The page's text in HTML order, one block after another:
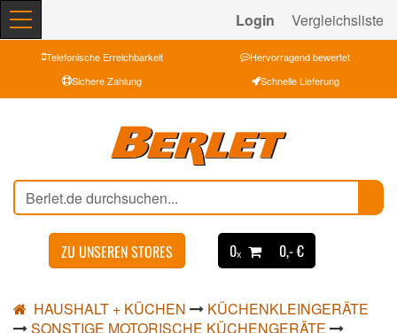
Login Vergleichsliste
Telefonische Erreichbarkeit
Hervorragend bewertet
Sichere Zahlung
Schnelle Lieferung
ZU UNSEREN STORES 0ₓ 0,- €
HAUSHALT + KÜCHEN
KÜCHENKLEINGERÄTE
SONSTIGE MOTORISCHE KÜCHENGERÄTE